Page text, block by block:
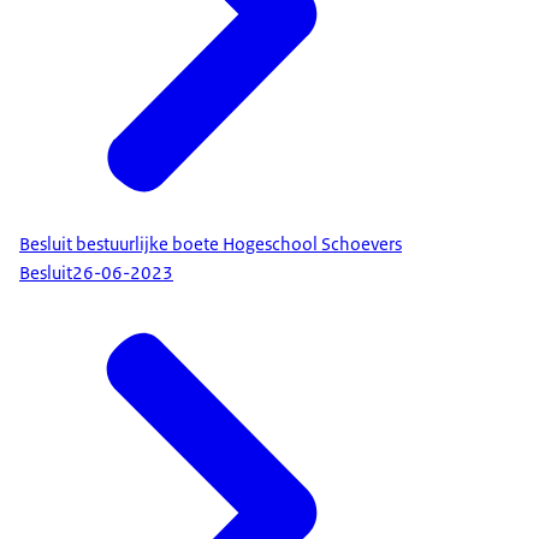
Besluit bestuurlijke boete Hogeschool Schoevers
Besluit26-06-2023